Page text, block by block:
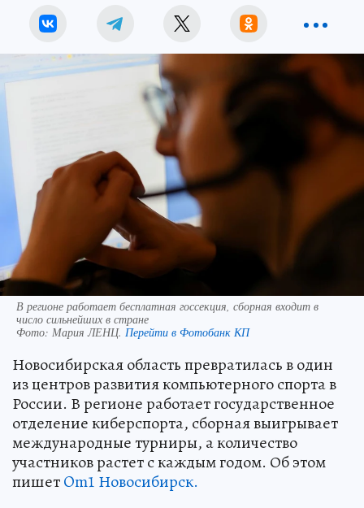
В регионе работает бесплатная госсекция, сборная входит в
число сильнейших в стране
Фото: Мария ЛЕНЦ. Перейти в Фотобанк КП
Новосибирская область превратилась в один
из центров развития компьютерного спорта в
России. В регионе работает государственное
отделение киберспорта, сборная выигрывает
международные турниры, а количество
участников растет с каждым годом. Об этом
пишетOm1 Новосибирск.